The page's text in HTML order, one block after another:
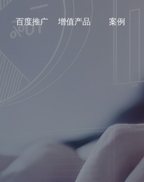
百度推广 增值产品 案例